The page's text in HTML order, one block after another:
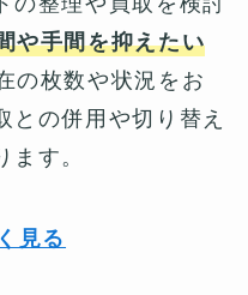
や手間を抑えたい
の枚数や状況をお
との併用や切り替え
ます。
見る